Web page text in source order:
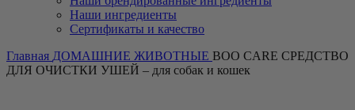
Наши ингредиенты
Сертификаты и качество
Главная ДОМАШНИЕ ЖИВОТНЫЕ BOO CARE СРЕДСТВО
ДЛЯ ОЧИСТКИ УШЕЙ – для собак и кошек